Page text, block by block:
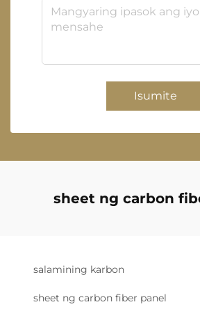
Isumite
sheet ng carbon
salamining karbon
sheet ng carbon fiber panel